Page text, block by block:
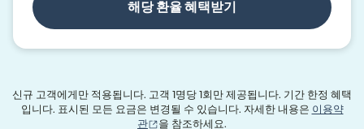
해당 환율 혜택받기
신규 고객에게만 적용됩니다. 고객 1명당 1회만 제공됩니다. 기간 한정 혜택
입니다. 표시된 모든 요금은 변경될 수 있습니다. 자세한 내용은 이용약
관
(새 창에서 열림)
을 참조하세요.